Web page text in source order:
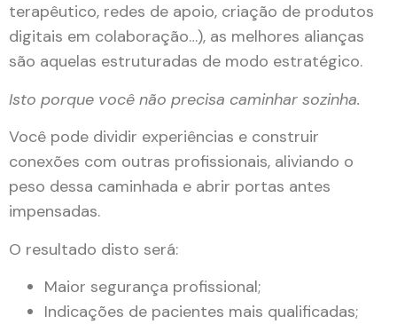
terapêutico, redes de apoio, criação de produtos
digitais em colaboração…), as melhores alianças
são aquelas estruturadas de modo estratégico.
Isto porque você não precisa caminhar sozinha.
Você pode dividir experiências e construir
conexões com outras profissionais, aliviando o
peso dessa caminhada e abrir portas antes
impensadas.
O resultado disto será:
Maior segurança profissional;
Indicações de pacientes mais qualificadas;